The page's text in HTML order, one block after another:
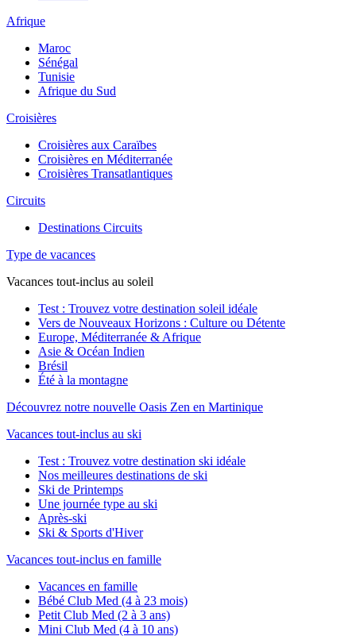
Afrique
Maroc
Sénégal
Tunisie
Afrique du Sud
Croisières
Croisières aux Caraïbes
Croisières en Méditerranée
Croisières Transatlantiques
Circuits
Destinations Circuits
Type de vacances
Vacances tout-inclus au soleil
Test : Trouvez votre destination soleil idéale
Vers de Nouveaux Horizons : Culture ou Détente
Europe, Méditerranée & Afrique
Asie & Océan Indien
Brésil
Été à la montagne
Découvrez notre nouvelle Oasis Zen en Martinique
Vacances tout-inclus au ski
Test : Trouvez votre destination ski idéale
Nos meilleures destinations de ski
Ski de Printemps
Une journée type au ski
Après-ski
Ski & Sports d'Hiver
Vacances tout-inclus en famille
Vacances en famille
Bébé Club Med (4 à 23 mois)
Petit Club Med (2 à 3 ans)
Mini Club Med (4 à 10 ans)